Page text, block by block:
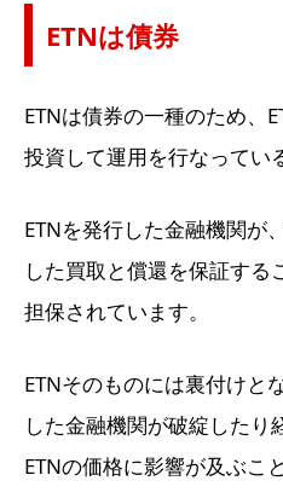
ETNは債券
ETNは債券の一種のため、
投資して運用を行なってい
ETNを発行した金融機関が
した買取と償還を保証する
担保されています。
ETNそのものには裏付けと
した金融機関が破綻したり
ETNの価格に影響が及ぶこ